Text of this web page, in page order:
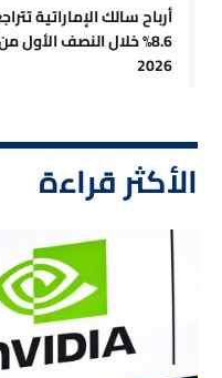
أرباح سالك الإماراتية
8.6% خلال النصف الأول
2026
الأكثر قراءة